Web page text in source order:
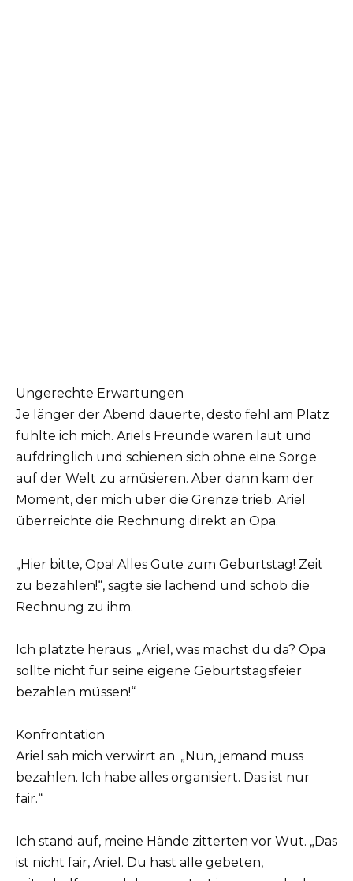
Ungerechte Erwartungen
Je länger der Abend dauerte, desto fehl am Platz
fühlte ich mich. Ariels Freunde waren laut und
aufdringlich und schienen sich ohne eine Sorge
auf der Welt zu amüsieren. Aber dann kam der
Moment, der mich über die Grenze trieb. Ariel
überreichte die Rechnung direkt an Opa.
„Hier bitte, Opa! Alles Gute zum Geburtstag! Zeit
zu bezahlen!“, sagte sie lachend und schob die
Rechnung zu ihm.
Ich platzte heraus. „Ariel, was machst du da? Opa
sollte nicht für seine eigene Geburtstagsfeier
bezahlen müssen!“
Konfrontation
Ariel sah mich verwirrt an. „Nun, jemand muss
bezahlen. Ich habe alles organisiert. Das ist nur
fair.“
Ich stand auf, meine Hände zitterten vor Wut. „Das
ist nicht fair, Ariel. Du hast alle gebeten,